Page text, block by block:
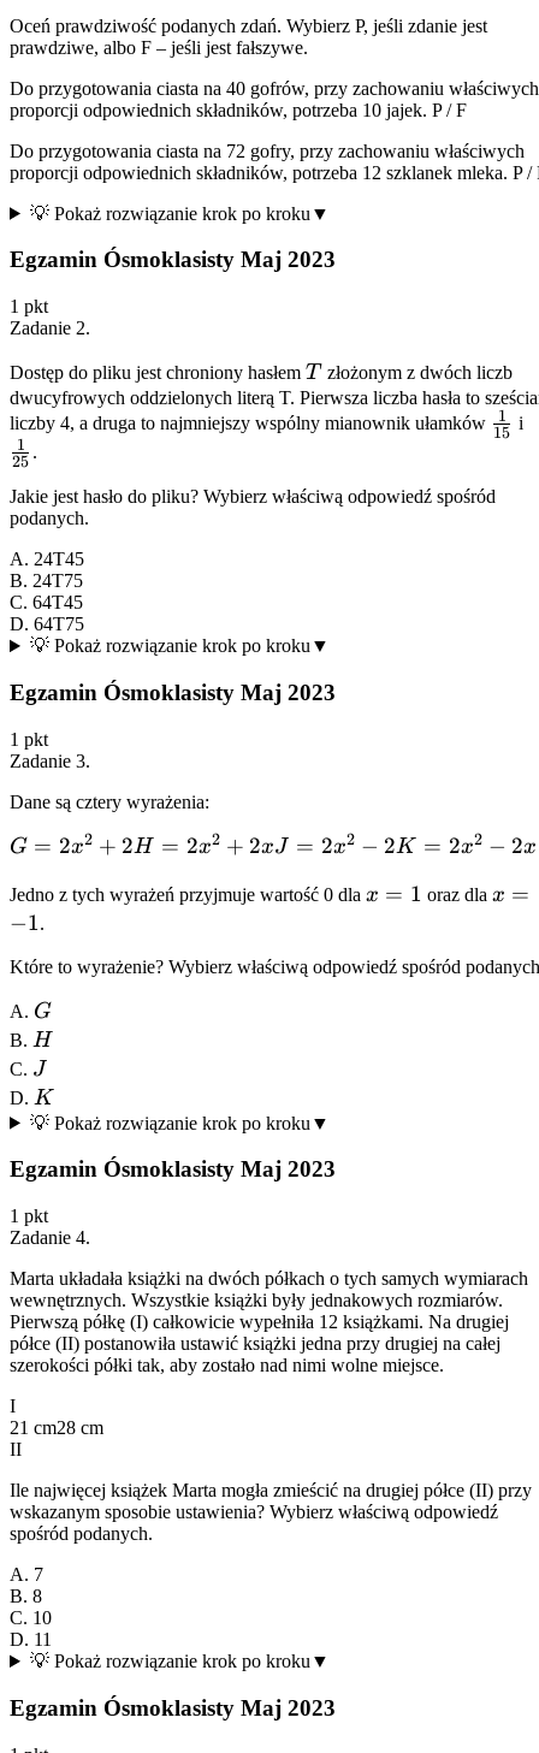
Oceń prawdziwość podanych zdań. Wybierz P, jeśli zdanie jest
prawdziwe, albo F – jeśli jest fałszywe.
Do przygotowania ciasta na 40 gofrów, przy zachowaniu właściwych
proporcji odpowiednich składników, potrzeba 10 jajek. P/F
Do przygotowania ciasta na 72 gofry, przy zachowaniu właściwych
proporcji odpowiednich składników, potrzeba 12 szklanek mleka. P/
💡 Pokaż rozwiązanie krok po kroku ▼
Egzamin Ósmoklasisty Maj 2023
1 pkt
Zadanie 2.
Dostęp do pliku jest chroniony hasłem T
T złożonym z dwóch liczb
dwucyfrowych oddzielonych literą T. Pierwsza liczba hasła to
liczby 4, a druga to najmniejszy wspólny mianownik ułamków 15
1 i
25
1 .
Jakie jest hasło do pliku? Wybierz właściwą odpowiedź spośród
podanych.
A. 24T45
B. 24T75
C. 64T45
D. 64T75
💡 Pokaż rozwiązanie krok po kroku ▼
Egzamin Ósmoklasisty Maj 2023
1 pkt
Zadanie 3.
Dane są cztery wyrażenia:
G =
+ 2
G = 2x2 + 2H =
+ 2x
H = 2x2 + 2xJ =
- 2
J = 2x2 − 2K =
- 2x
K = 2x2 − 2x
Jedno z tych wyrażeń przyjmuje wartość 0 dla x
x = 1 oraz dla x
x =
−1.
Które to wyrażenie? Wybierz właściwą odpowiedź spośród
A. G
G
B. H
H
C. J
J
D. K
K
💡 Pokaż rozwiązanie krok po kroku ▼
Egzamin Ósmoklasisty Maj 2023
1 pkt
Zadanie 4.
Marta układała książki na dwóch półkach o tych samych wymiarach
wewnętrznych. Wszystkie książki były jednakowych rozmiarów.
Pierwszą półkę (I) całkowicie wypełniła 12 książkami. Na drugiej
półce (II) postanowiła ustawić książki jedna przy drugiej na całej
szerokości półki tak, aby zostało nad nimi wolne miejsce.
I
21 cm28 cm
II
Ile najwięcej książek Marta mogła zmieścić na drugiej półce (II) przy
wskazanym sposobie ustawienia? Wybierz właściwą odpowiedź
spośród podanych.
A. 7
B. 8
C. 10
D. 11
💡 Pokaż rozwiązanie krok po kroku ▼
Egzamin Ósmoklasisty Maj 2023